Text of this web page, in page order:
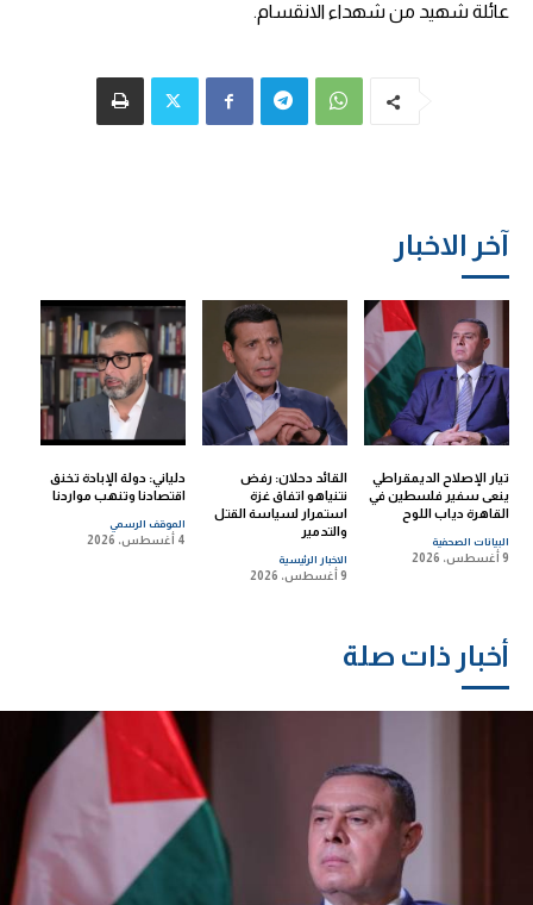
آخر الاخبار
تيار الإصلاح الديمقراطي
ينعى سفير فلسطين في
القاهرة دياب اللوح
البيانات الصحفية
9 أغسطس، 2026
القائد دحلان: رفض
نتنياهو اتفاق غزة
استمرار لسياسة القتل
والتدمير
الاخبار الرئيسية
9 أغسطس، 2026
دلياني: دولة الإبادة تخنق
اقتصادنا وتنهب مواردنا
الموقف الرسمي
4 أغسطس، 2026
عائلة شهيد من شهداء الانقسام.
أخبار ذات صلة